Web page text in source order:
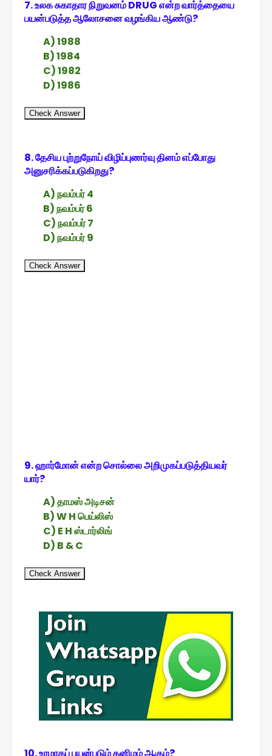
7. உலக சுகாதார நிறுவனம் DRUG என்ற வார்த்தையை
பயன்படுத்த ஆலோசனை வழங்கிய ஆண்டு?
A) 1988
B) 1984
C) 1982
D) 1986
Check Answer
8. தேசிய புற்றுநோய் விழிப்புணர்வு தினம் எப்போது
அனுசரிக்கப்படுகிறது?
A) நவம்பர் 4
B) நவம்பர் 6
C) நவம்பர் 7
D) நவம்பர் 9
Check Answer
9. ஹார்மோன் என்ற சொல்லை அறிமுகப்படுத்தியவர்
யார்?
A) தாமஸ் அடிசன்
B) W H பெய்லிஸ்
C) E H ஸ்டார்லிங்
D) B & C
Check Answer